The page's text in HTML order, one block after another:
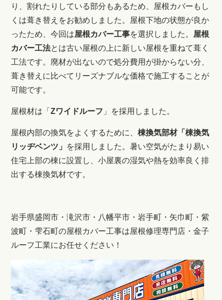
り、割れたりしている部分もあるため、屋根カバーもし
くは葺き替えをお勧めしました。屋根下地の状態が良か
ったため、今回は屋根カバー工事を選択しました。 屋根
カバー工法とは古い屋根の上に新しい屋根を重ねて葺く
工法です。廃材が出ないので処分費用が掛からない分、
葺き替えに比べてリーズナブルな価格で施工することが
可能です。
屋根材は「Zワイドルーフ 」を採用しました。
屋根内部の換気をよくするために、棟換気部材「棟換気
リッヂベンツ」 を採用しました。暑い空気がたまり易い
住宅上部の棟に設置し、小屋裏の湿気や熱を効率良く排
出する棟換気材です。
岩手県盛岡市・滝沢市・八幡平市・岩手町・矢巾町・紫
波町・雫石町の屋根カバー工事は屋根修理専門店・金子
ルーフ工業にお任せください！